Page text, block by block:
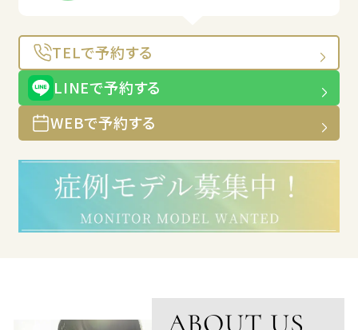
TELで予約する
LINEで予約する
WEBで予約する
ABOUT US